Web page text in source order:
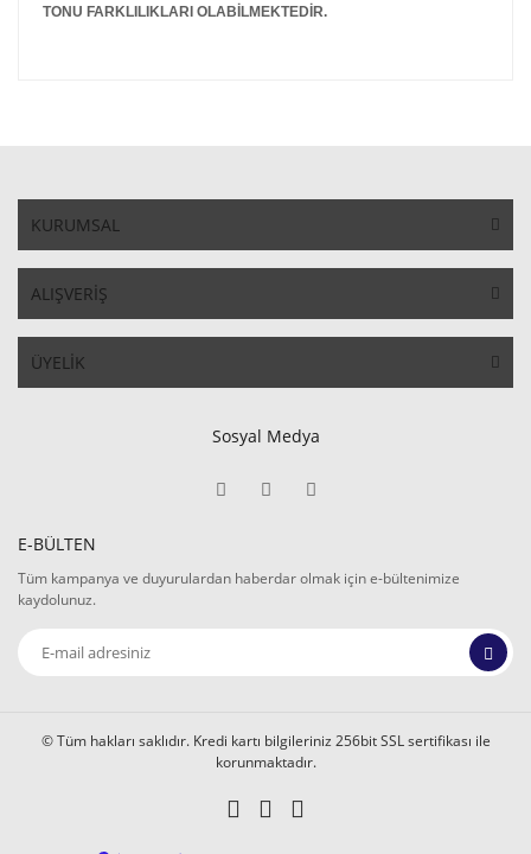
TONU FARKLILIKLARI OLABİLMEKTEDİR.
KURUMSAL
ALIŞVERİŞ
ÜYELİK
Sosyal Medya
E-BÜLTEN
Tüm kampanya ve duyurulardan haberdar olmak için e-bültenimize
kaydolunuz.
© Tüm hakları saklıdır. Kredi kartı bilgileriniz 256bit SSL sertifikası ile
korunmaktadır.